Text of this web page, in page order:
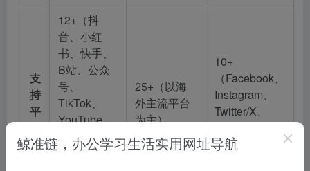
支
持
平
台
12+（抖
音、小红
书、快手、
B站、公众
号、
TikTok、
YouTube、
Instagram、
X、
25+（以海
外主流平台
为主）
10+
（Facebook、
Instagram、
Twitter/X、
LinkedIn、
YouTube 等）
鲸准链，办公学习生活实用网址导航